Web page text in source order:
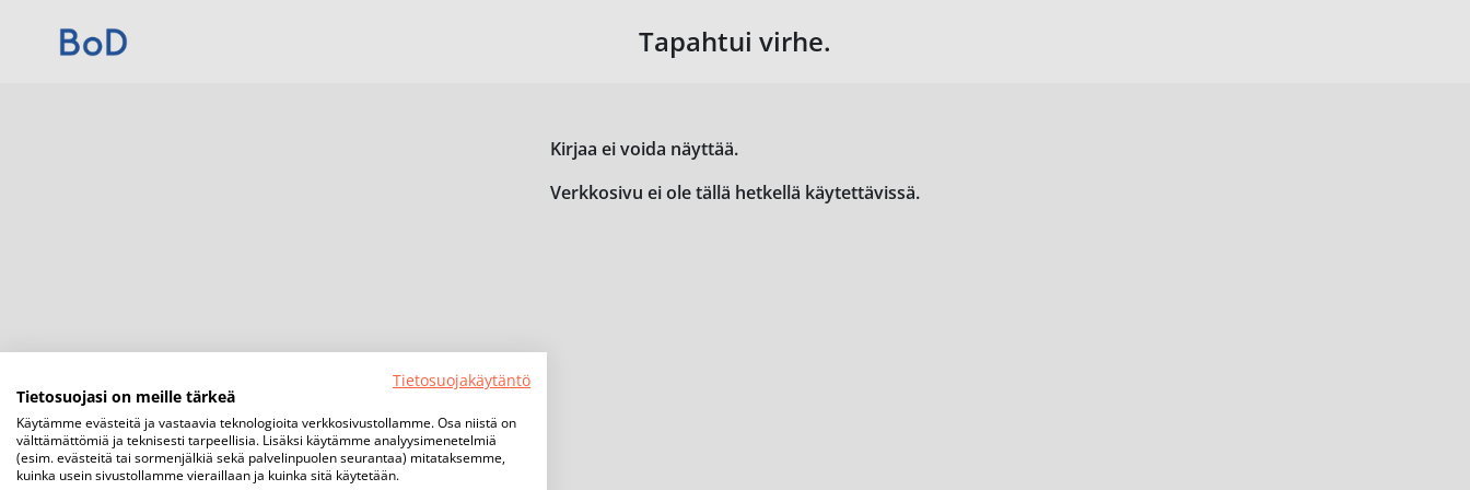
Tapahtui virhe.
Kirjaa ei voida näyttää.
Verkkosivu ei ole tällä hetkellä käytettävissä.
Tietosuojakäytäntö
Tietosuojasi on meille tärkeä
Käytämme evästeitä ja vastaavia teknologioita verkkosivustollamme. Osa niistä on
välttämättömiä ja teknisesti tarpeellisia. Lisäksi käytämme analyysimenetelmiä
(esim. evästeitä tai sormenjälkiä sekä palvelinpuolen seurantaa) mitataksemme,
kuinka usein sivustollamme vieraillaan ja kuinka sitä käytetään.